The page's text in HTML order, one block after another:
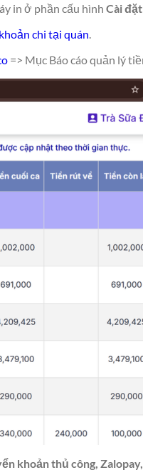
in ở phần cấu hình Cài
chi tại quán.
=> Mục Báo cáo quản lý
khoản thủ công,